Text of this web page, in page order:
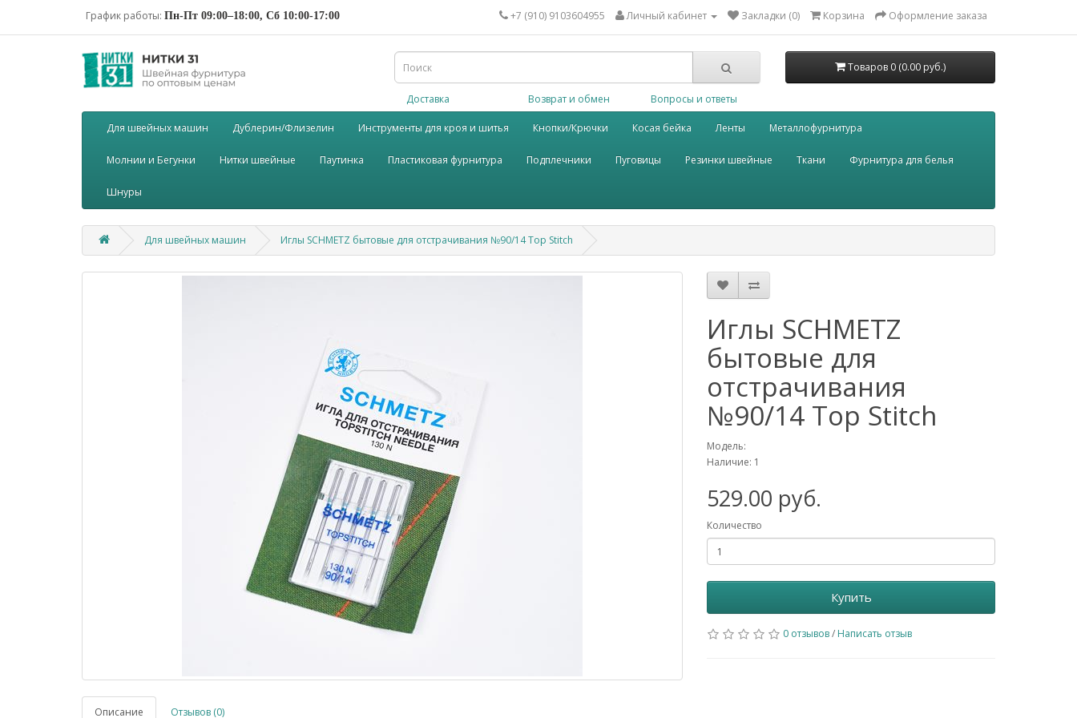
График работы: Пн-Пт 09:00–18:00, Сб 10:00-17:00 +7 (910) 9103604955 Личный кабинет Закладки (0) Корзина Оформление заказа
Товаров 0 (0.00 руб.)
Доставка Возврат и обмен Вопросы и ответы
Для швейных машин Дублерин/Флизелин Инструменты для кроя и шитья Кнопки/Крючки Косая бейка Ленты Металлофурнитура
Молнии и Бегунки Нитки швейные Паутинка Пластиковая фурнитура Подплечники Пуговицы Резинки швейные Ткани Фурнитура для белья
Шнуры
Для швейных машин Иглы SCHMETZ бытовые для отстрачивания №90/14 Top Stitch
Описание Отзывов (0)
Иглы SCHMETZ
бытовые для
отстрачивания
№90/14 Top Stitch
Модель:
Наличие: 1
529.00 руб.
Количество
Купить
0 отзывов/ Написать отзыв